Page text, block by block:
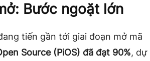
Bước ngoặt lớn
tiến gần tới giai đoạn mở mã
Source (PiOS) đã đạt 90%, dự